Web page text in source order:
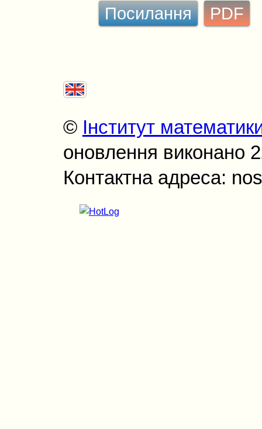
Посилання PDF
© Інститут
оновлення виконано
Контактна адреса: